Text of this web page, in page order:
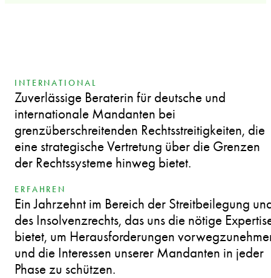
INTERNATIONAL
Zuverlässige Beraterin für deutsche und
internationale Mandanten bei
grenzüberschreitenden Rechtsstreitigkeiten, die
eine strategische Vertretung über die Grenzen
der Rechtssysteme hinweg bietet.
ERFAHREN
Ein Jahrzehnt im Bereich der Streitbeilegung
des Insolvenzrechts, das uns die nötige
bietet, um Herausforderungen
und die Interessen unserer Mandanten in jeder
Phase zu schützen.